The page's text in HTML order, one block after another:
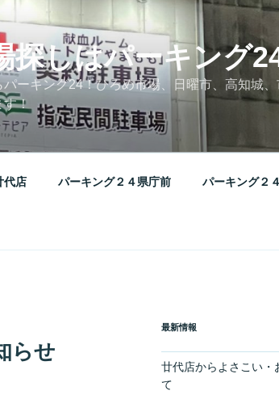
探しはパーキング
ーキング24！ひろめ市場、日曜市、高知城
！
代店 パーキング２４県庁前 パーキング２
らせ
最新情報
廿代店からよさこい・
て